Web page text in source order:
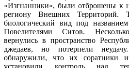
«Изгнанники», были отброшены к
региону Внешних Территорий.
биологический вид под
Повелителями Ситов.
вернулись в пространство
джедаев,но потерпели
обнаружили, чтоих соратники
установили контроль над